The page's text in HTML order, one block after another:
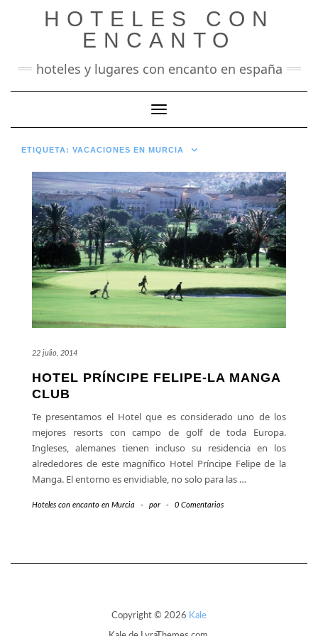
HOTELES CON
ENCANTO
hoteles y lugares con encanto en españa
Cambiar modo de navegación
ETIQUETA: VACACIONES EN MURCIA
22 julio, 2014
HOTEL PRÍNCIPE FELIPE-LA MANGA
CLUB
Te presentamos el Hotel que es considerado uno de los
mejores resorts con campo de golf de toda Europa.
Ingleses, alemanes tienen incluso su residencia en los
alrededores de este magnífico Hotel Príncipe Felipe de la
Manga. El entorno es envidiable, no solo para las …
Hoteles con encanto en Murcia - por - 0 Comentarios
Copyright © 2026 Kale